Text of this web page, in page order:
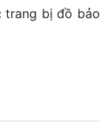
trang bị đồ bảo